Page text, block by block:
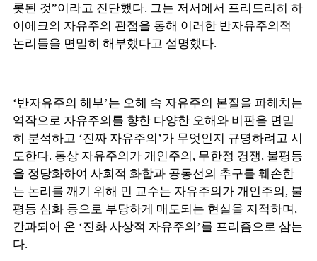
롯된 것”이라고 진단했다. 그는 저서에서 프리드리히 하
이에크의 자유주의 관점을 통해 이러한 반자유주의적
논리들을 면밀히 해부했다고 설명했다.
‘반자유주의 해부’는 오해 속 자유주의 본질을 파헤치는
역작으로 자유주의를 향한 다양한 오해와 비판을 면밀
히 분석하고 ‘진짜 자유주의’가 무엇인지 규명하려고 시
도한다. 통상 자유주의가 개인주의, 무한정 경쟁, 불평등
을 정당화하여 사회적 화합과 공동선의 추구를 훼손한
는 논리를 깨기 위해 민 교수는 자유주의가 개인주의, 불
평등 심화 등으로 부당하게 매도되는 현실을 지적하며,
간과되어 온 ‘진화 사상적 자유주의’를 프리즘으로 삼는
다.